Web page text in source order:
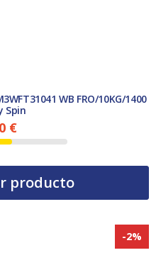
WB FRO/10KG/1400
Spin
€
El precio actual es: 399,00 €.
producto
-2%